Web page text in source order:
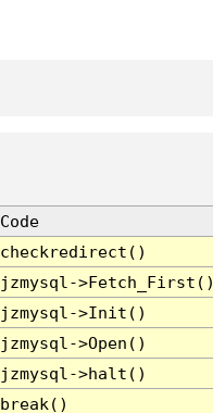
Code
checkredirect()
jzmysql-
jzmysql->Init()
jzmysql->Open()
jzmysql->halt()
break()